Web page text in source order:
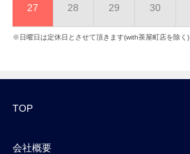
27 28 29 30
※日曜日は定休日とさせて頂きます(with茶屋町店を除く)
TOP
会社概要